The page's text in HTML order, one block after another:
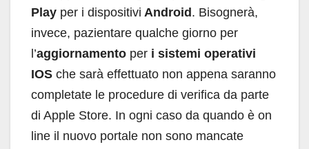
Play per i dispositivi Android . Bisognerà,
invece, pazientare qualche giorno per
l’aggiornamento per i sistemi operativi
IOS che sarà effettuato non appena saranno
completate le procedure di verifica da parte
di Apple Store. In ogni caso da quando è on
line il nuovo portale non sono mancate